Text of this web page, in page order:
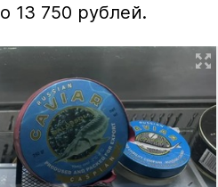
13 750 рублей.